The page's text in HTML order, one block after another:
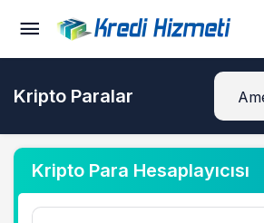
Kripto Paralar
Kripto Para Hesaplayıcısı